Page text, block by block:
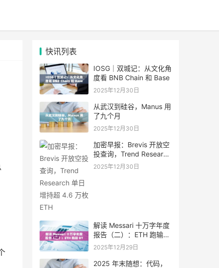
快讯列表
IOSG｜双城记：从文化角
度看 BNB Chain 和 Base
2025年12月30日
从武汉到硅谷，Manus 用
了九个月
2025年12月30日
加密早报：Brevis 开放空
投查询，Trend Research
单日增持超 4.6 万枚 ETH
2025年12月30日
解读 Messari 十万字年度
报告（二）：ETH 跑输
BTC，是边缘化还是定价
2025年12月29日
2025 年末随想：代码，